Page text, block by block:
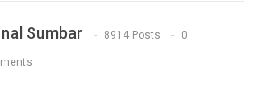
Sumbar 8914 Posts 0